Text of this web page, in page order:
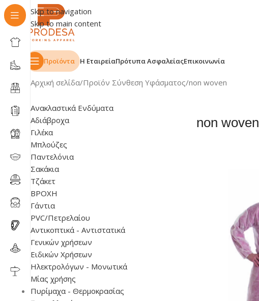
Skip to navigation
Skip to main content
Προϊόντα Η ΕταιρείαΠρότυπα ΑσφαλείαςΕπικοινωνία
Αρχική σελίδα Προϊόν Σύνθεση Υφάσματος non woven
Ανακλαστικά Ενδύματα
Αδιάβροχα
Γιλέκα
Μπλούζες
Παντελόνια
Σακάκια
Τζάκετ
ΒΡΟΧΗ
Γάντια
PVC/Πετρελαίου
Αντικοπτικά - Αντιστατικά
Γενικών χρήσεων
Ειδικών Χρήσεων
Ηλεκτρολόγων - Μονωτικά
Μίας χρήσης
Πυρίμαχα - Θερμοκρασίας
non woven